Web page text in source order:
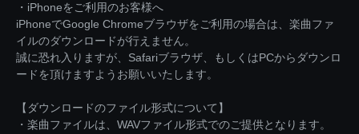
・iPhoneをご利用のお客様へ
iPhoneでGoogle Chromeブラウザをご利用の場合は、楽曲ファ
イルのダウンロードが行えません。
誠に恐れ入りますが、Safariブラウザ、もしくはPCからダウンロ
ードを頂けますようお願いいたします。
【ダウンロードのファイル形式について】
・楽曲ファイルは、WAVファイル形式でのご提供となります。